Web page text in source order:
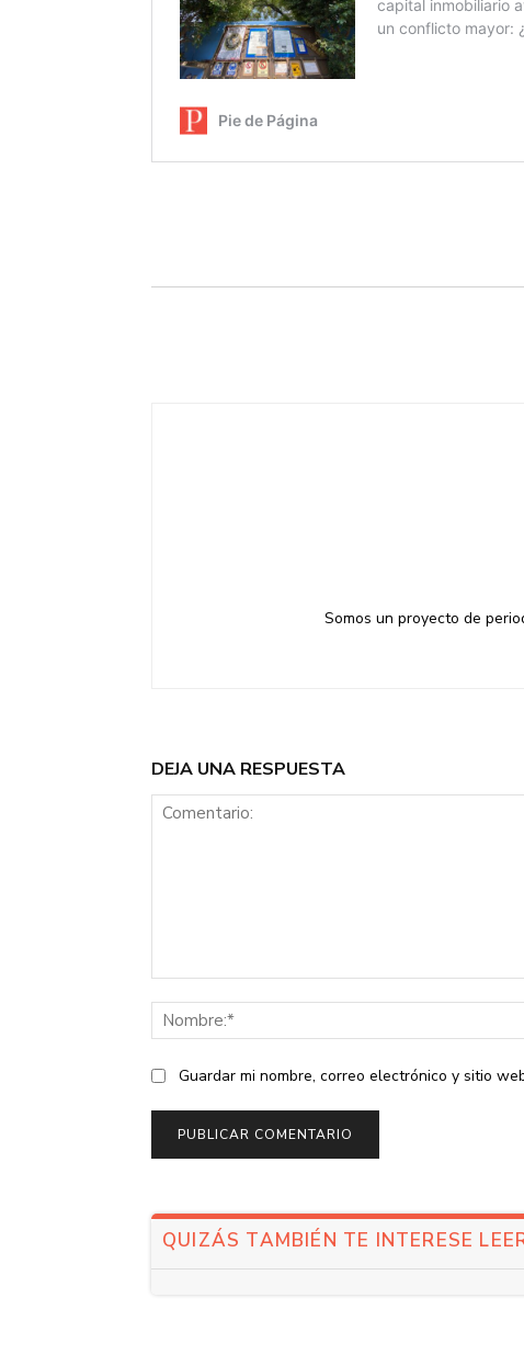
Somos un proyecto de
DEJA UNA RESPUESTA
Guardar mi nombre, correo electrónico y sitio
QUIZÁS TAMBIÉN TE INTERESE